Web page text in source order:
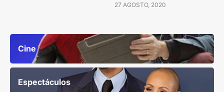
27 AGOSTO, 2020
Cine
Espectáculos